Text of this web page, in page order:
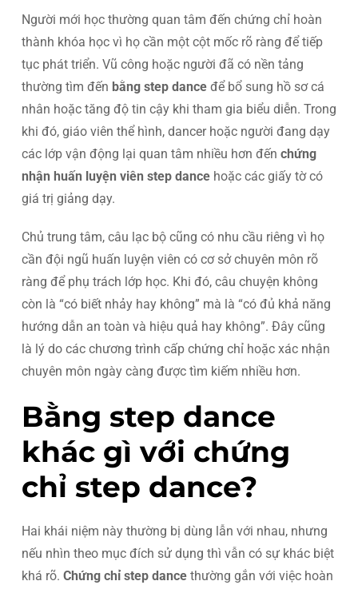
Người mới học thường quan tâm đến chứng chỉ hoàn
thành khóa học vì họ cần một cột mốc rõ ràng để tiếp
tục phát triển. Vũ công hoặc người đã có nền tảng
thường tìm đến bằng step dance để bổ sung hồ sơ cá
nhân hoặc tăng độ tin cậy khi tham gia biểu diễn. Trong
khi đó, giáo viên thể hình, dancer hoặc người đang dạy
các lớp vận động lại quan tâm nhiều hơn đến chứng
nhận huấn luyện viên step dance hoặc các giấy tờ có
giá trị giảng dạy.
Chủ trung tâm, câu lạc bộ cũng có nhu cầu riêng vì họ
cần đội ngũ huấn luyện viên có cơ sở chuyên môn rõ
ràng để phụ trách lớp học. Khi đó, câu chuyện không
còn là “có biết nhảy hay không” mà là “có đủ khả năng
hướng dẫn an toàn và hiệu quả hay không”. Đây cũng
là lý do các chương trình cấp chứng chỉ hoặc xác nhận
chuyên môn ngày càng được tìm kiếm nhiều hơn.
Bằng step dance
khác gì với chứng
chỉ step dance?
Hai khái niệm này thường bị dùng lẫn với nhau, nhưng
nếu nhìn theo mục đích sử dụng thì vẫn có sự khác biệt
khá rõ. Chứng chỉ step dance thường gắn với việc hoàn